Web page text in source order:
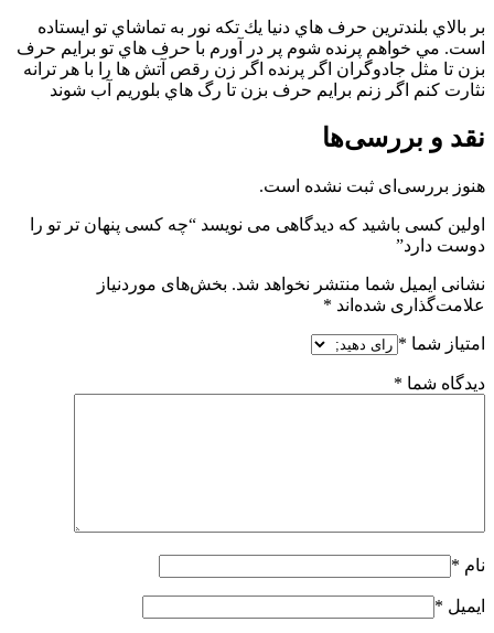
بر بالاي بلندترين حرف هاي دنيا يك تكه نور به تماشاي تو ايستاده
است. مي خواهم پرنده شوم پر در آورم با حرف هاي تو برايم حرف
بزن تا مثل جادوگران اگر پرنده اگر زن رقص آتش ها را با هر ترانه
نثارت كنم اگر زنم برايم حرف بزن تا رگ هاي بلوريم آب شوند
نقد و بررسی‌ها
هنوز بررسی‌ای ثبت نشده است.
اولین کسی باشید که دیدگاهی می نویسد “چه کسی پنهان تر تو را
دوست دارد”
نشانی ایمیل شما منتشر نخواهد شد. بخش‌های موردنیاز
علامت‌گذاری شده‌اند *
امتیاز شما *
دیدگاه شما *
نام *
ایمیل *